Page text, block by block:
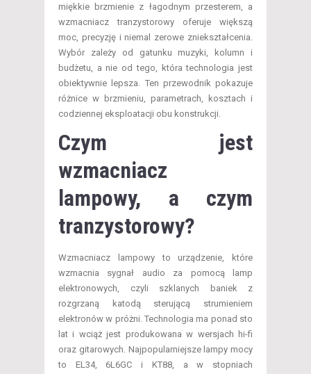
miękkie brzmienie z łagodnym przesterem, a
wzmacniacz tranzystorowy oferuje większą
moc, precyzję i niemal zerowe zniekształcenia.
Wybór zależy od gatunku muzyki, kolumn i
budżetu, a nie od tego, która technologia jest
obiektywnie lepsza. Ten przewodnik pokazuje
różnice w brzmieniu, parametrach, kosztach i
codziennej eksploatacji obu konstrukcji.
Czym jest
wzmacniacz
lampowy, a czym
tranzystorowy?
Wzmacniacz lampowy to urządzenie, które
wzmacnia sygnał audio za pomocą lamp
elektronowych, czyli szklanych baniek z
rozgrzaną katodą sterującą strumieniem
elektronów w próżni. Technologia ma ponad sto
lat i wciąż jest produkowana w wersjach hi-fi
oraz gitarowych. Najpopularniejsze lampy mocy
to EL34, 6L6GC i KT88, a w stopniach